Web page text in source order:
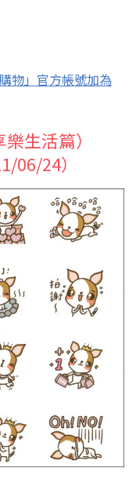
物」官方帳號加為
生活篇）
06/24）